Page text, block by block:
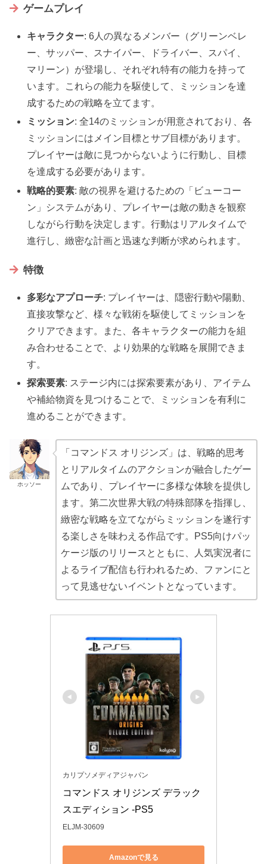
ゲームプレイ
キャラクター: 6人の異なるメンバー（グリーンベレ
ー、サッパー、スナイパー、ドライバー、スパイ、
マリーン）が登場し、それぞれ特有の能力を持って
います。これらの能力を駆使して、ミッションを達
成するための戦略を立てます。
ミッション: 全14のミッションが用意されており、各
ミッションにはメイン目標とサブ目標があります。
プレイヤーは敵に見つからないように行動し、目標
を達成する必要があります。
戦略的要素: 敵の視界を避けるための「ビューコー
ン」システムがあり、プレイヤーは敵の動きを観察
しながら行動を決定します。行動はリアルタイムで
進行し、緻密な計画と迅速な判断が求められます。
特徴
多彩なアプローチ: プレイヤーは、隠密行動や陽動、
直接攻撃など、様々な戦術を駆使してミッションを
クリアできます。また、各キャラクターの能力を組
み合わせることで、より効果的な戦略を展開できま
す。
探索要素: ステージ内には探索要素があり、アイテム
や補給物資を見つけることで、ミッションを有利に
進めることができます。
ホッソー
「コマンドス オリジンズ」は、戦略的思考
とリアルタイムのアクションが融合したゲー
ムであり、プレイヤーに多様な体験を提供し
ます。第二次世界大戦の特殊部隊を指揮し、
緻密な戦略を立てながらミッションを遂行す
る楽しさを味わえる作品です。PS5向けパッ
ケージ版のリリースとともに、人気実況者に
よるライブ配信も行われるため、ファンにと
って見逃せないイベントとなっています。
カリプソメディアジャパン
コマンドス オリジンズ デラック
スエディション -PS5
ELJM-30609
Amazonで見る